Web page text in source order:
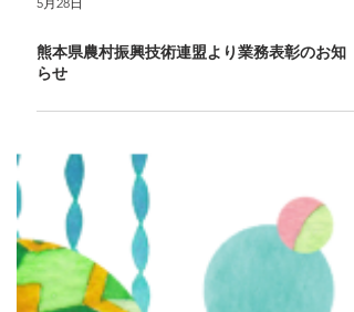
5月28日
らせ